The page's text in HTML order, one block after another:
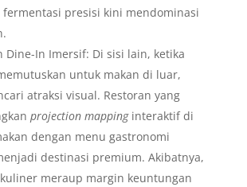
presisi kini mendominasi
Dine-In Imersif: Di sisi lain, ketika
untuk makan di luar,
atraksi visual. Restoran yang
projection mappinginteraktif di
dengan menu gastronomi
destinasi premium. Akibatnya,
meraup margin keuntungan